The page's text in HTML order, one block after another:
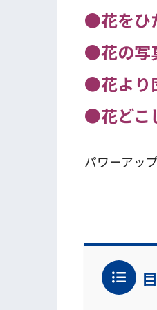
●花をひ
●花の写
●花より
●花どこ
パワーアッ